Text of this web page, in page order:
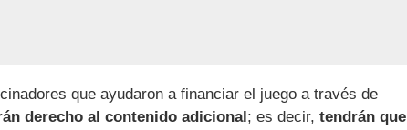
que ayudaron a financiar el juego a través de
derecho al contenido adicional ; es decir, tendrán que